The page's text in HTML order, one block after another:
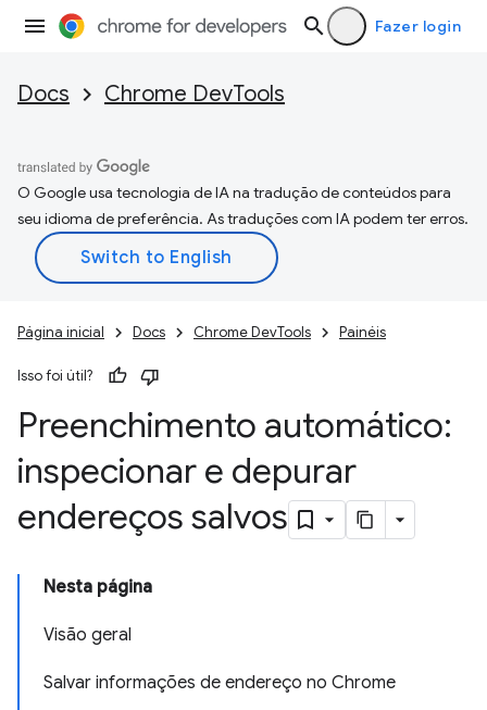
Fazer login
Docs Chrome DevTools
O Google usa tecnologia de IA na tradução de conteúdos para
seu idioma de preferência. As traduções com IA podem ter erros.
Página inicial Docs Chrome DevTools Painéis
Isso foi útil?
Preenchimento automático:
inspecionar e depurar
endereços salvos
Nesta página
Visão geral
Salvar informações de endereço no Chrome